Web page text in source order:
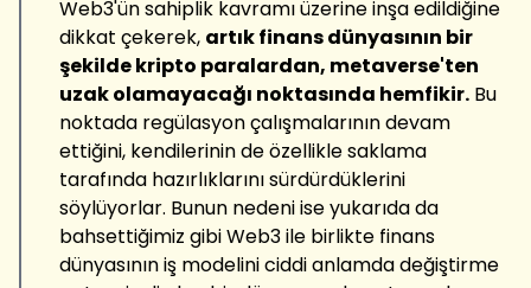
Web3'ün sahiplik kavramı üzerine inşa edildiğine
dikkat çekerek, artık finans dünyasının bir
şekilde kripto paralardan, metaverse'ten
uzak olamayacağı noktasında hemfikir. Bu
noktada regülasyon çalışmalarının devam
ettiğini, kendilerinin de özellikle saklama
tarafında hazırlıklarını sürdürdüklerini
söylüyorlar. Bunun nedeni ise yukarıda da
bahsettiğimiz gibi Web3 ile birlikte finans
dünyasının iş modelini ciddi anlamda değiştirme